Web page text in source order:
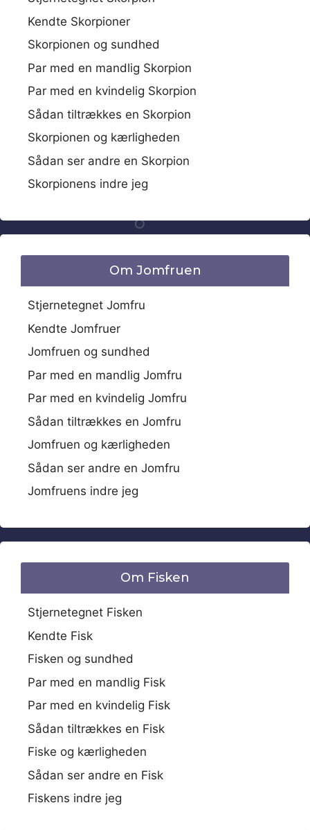
Kendte Skorpioner
Skorpionen og sundhed
Par med en mandlig Skorpion
Par med en kvindelig Skorpion
Sådan tiltrækkes en Skorpion
Skorpionen og kærligheden
Sådan ser andre en Skorpion
Skorpionens indre jeg
Om Jomfruen
Stjernetegnet Jomfru
Kendte Jomfruer
Jomfruen og sundhed
Par med en mandlig Jomfru
Par med en kvindelig Jomfru
Sådan tiltrækkes en Jomfru
Jomfruen og kærligheden
Sådan ser andre en Jomfru
Jomfruens indre jeg
Om Fisken
Stjernetegnet Fisken
Kendte Fisk
Fisken og sundhed
Par med en mandlig Fisk
Par med en kvindelig Fisk
Sådan tiltrækkes en Fisk
Fiske og kærligheden
Sådan ser andre en Fisk
Fiskens indre jeg